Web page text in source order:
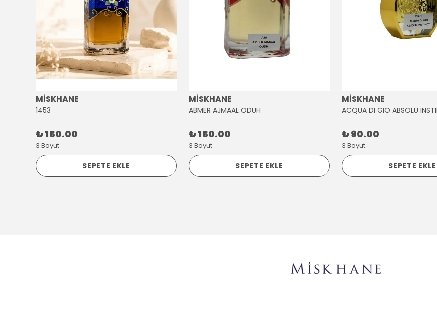
MİSKHANE
1453
₺ 150.00
3 Boyut
SEPETE EKLE
MİSKHANE
ABMER AJMAAL ODUH
₺ 150.00
3 Boyut
SEPETE EKLE
MİSKHANE
ACQUA DI GIO ABSOLU
₺ 90.00
3 Boyut
SEPETE EKLE